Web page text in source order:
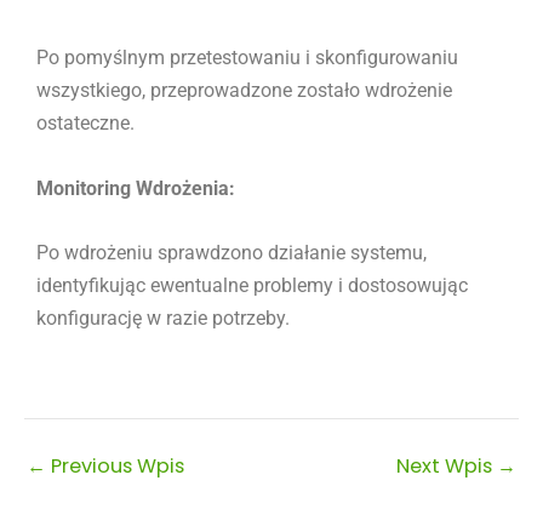
Po pomyślnym przetestowaniu i skonfigurowaniu
wszystkiego, przeprowadzone zostało wdrożenie
ostateczne.
Monitoring Wdrożenia:
Po wdrożeniu sprawdzono działanie systemu,
identyfikując ewentualne problemy i dostosowując
konfigurację w razie potrzeby.
← Previous Wpis Next Wpis →